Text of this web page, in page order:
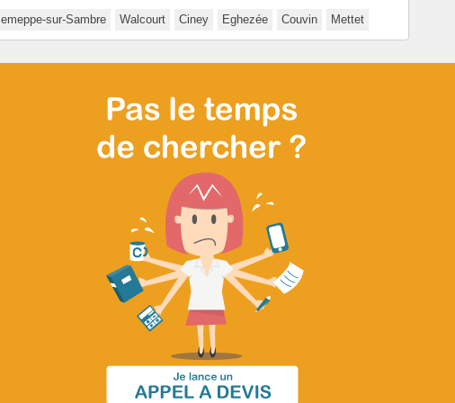
sur-Sambre Walcourt Ciney Eghezée Couvin Mettet